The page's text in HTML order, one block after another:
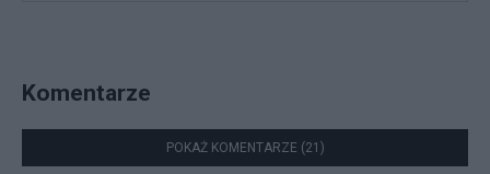
Komentarze
POKAŻ KOMENTARZE (21)